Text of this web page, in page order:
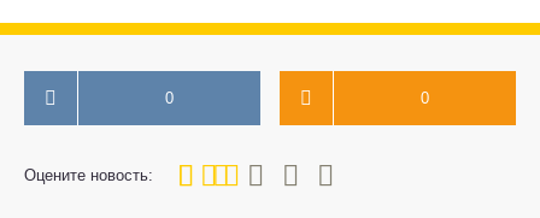
0 0
Оцените новость:
40
1 3 4 5